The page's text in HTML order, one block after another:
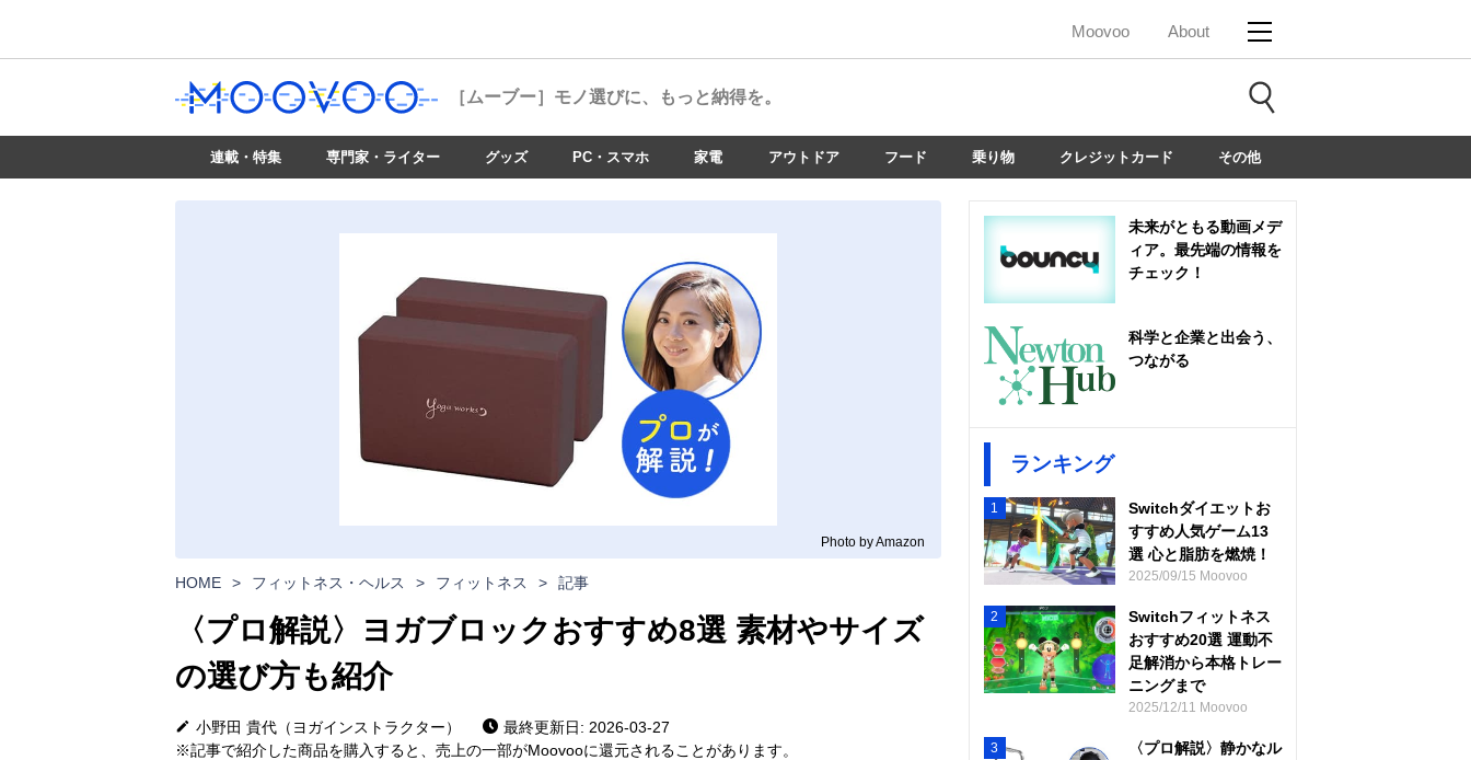
Moovoo About
［ムーブー］ モノ選びに、もっと納得を。
連載・特集 専門家・ライター グッズ PC・スマホ 家電 アウトドア フード 乗り物 クレジットカード その他
Photo by Amazon
HOME > フィットネス・ヘルス > フィットネス > 記事
〈プロ解説〉ヨガブロックおすすめ8選 素材やサイズ
の選び方も紹介
小野田 貴代（ヨガインストラクター）
最終更新日: 2026-03-27
※記事で紹介した商品を購入すると、売上の一部がMoovooに還元されることがあります。
未来がともる動画メデ
ィア。最先端の情報を
チェック！
科学と企業と出会う、
つながる
ランキング
1
Switchダイエットお
すすめ人気ゲーム13
選 心と脂肪を燃焼！
2025/09/15 Moovoo
2
Switchフィットネス
おすすめ20選 運動不
足解消から本格トレー
ニングまで
2025/12/11 Moovoo
3
〈プロ解説〉静かなル